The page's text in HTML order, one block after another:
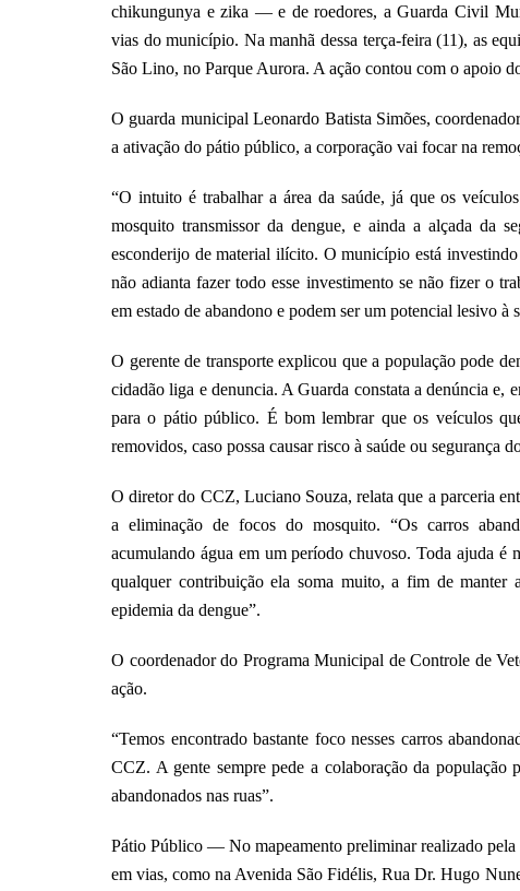
chikungunya e zika — e de roedores, a Guarda Civil
vias do município. Na manhã dessa terça-feira (11), as
São Lino, no Parque Aurora. A ação contou com o apoio
O guarda municipal Leonardo Batista Simões,
a ativação do pátio público, a corporação vai focar na
“O intuito é trabalhar a área da saúde, já que os
mosquito transmissor da dengue, e ainda a alçada da
esconderijo de material ilícito. O município está
não adianta fazer todo esse investimento se não fizer o
em estado de abandono e podem ser um potencial lesivo à
O gerente de transporte explicou que a população pode
cidadão liga e denuncia. A Guarda constata a denúncia e,
para o pátio público. É bom lembrar que os veículos
removidos, caso possa causar risco à saúde ou segurança
O diretor do CCZ, Luciano Souza, relata que a parceria
a eliminação de focos do mosquito. “Os carros
acumulando água em um período chuvoso. Toda ajuda é
qualquer contribuição ela soma muito, a fim de manter
epidemia da dengue”.
O coordenador do Programa Municipal de Controle de
ação.
“Temos encontrado bastante foco nesses carros
CCZ. A gente sempre pede a colaboração da população
abandonados nas ruas”.
Pátio Público — No mapeamento preliminar realizado
em vias, como na Avenida São Fidélis, Rua Dr. Hugo